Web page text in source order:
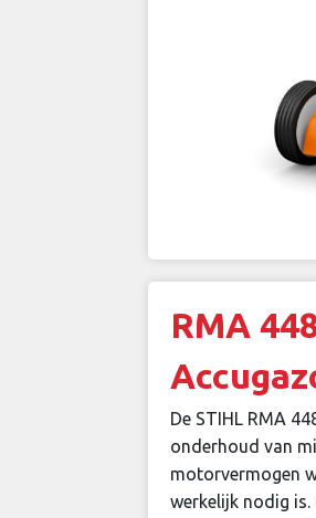
RMA
De STIHL RMA
onderhoud van
motorvermogen
werkelijk nodig is.